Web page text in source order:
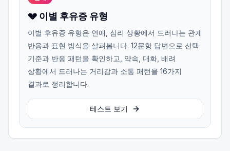
💔 이별 후유증 유형
이별 후유증 유형은 연애, 심리 상황에서 드러나는 관계
반응과 표현 방식을 살펴봅니다. 12문항 답변으로 선택
기준과 반응 패턴을 확인하고, 약속, 대화, 배려
상황에서 드러나는 거리감과 소통 패턴을 16가지
결과로 정리합니다.
테스트 보기